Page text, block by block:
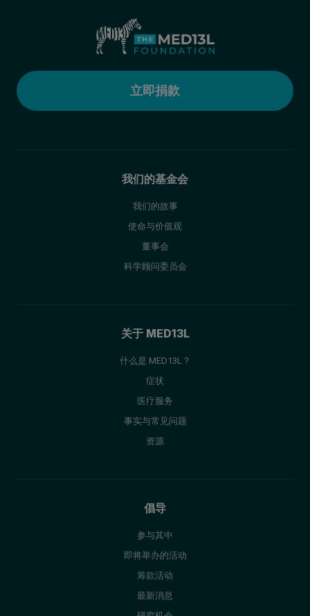
立即捐款
我们的基金会
我们的故事
使命与价值观
董事会
科学顾问委员会
关于 MED13L
什么是 MED13L？
症状
医疗服务
事实与常见问题
资源
倡导
参与其中
即将举办的活动
筹款活动
最新消息